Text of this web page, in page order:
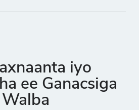
iyo
ee Ganacsiga
Walba